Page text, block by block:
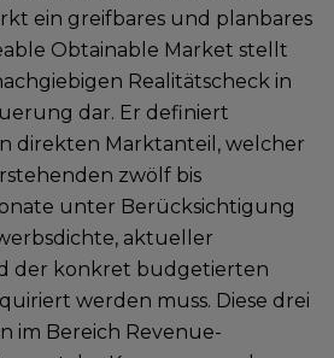
ein greifbares und planbares
Obtainable Market stellt
Realitätscheck in
dar. Er definiert
direkten Marktanteil, welcher
zwölf bis
unter Berücksichtigung
aktueller
der konkret budgetierten
werden muss. Diese drei
im Bereich Revenue-